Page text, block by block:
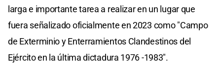
larga e importante tarea a realizar en un lugar que
fuera señalizado oficialmente en 2023 como "Campo
de Exterminio y Enterramientos Clandestinos del
Ejército en la última dictadura 1976 -1983".